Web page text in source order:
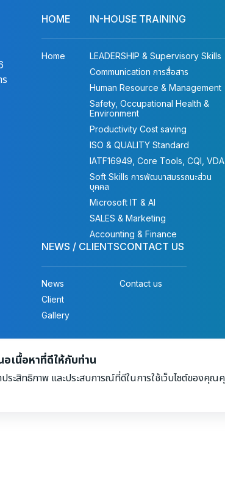
HOME
Home
IN-HOUSE TRAINING
LEADERSHIP & Supervisory Skills
Communication การสื่อสาร
Human Resource & Management
Safety, Occupational Health &
Environment
Productivity Cost saving
ISO & QUALITY Standard
IATF16949, Core Tools, CQI, VDA
Soft Skills การพัฒนาสมรรถนะส่วน
บุคคล
Microsoft IT & AI
SALES & Marketing
Accounting & Finance
NEWS / CLIENTS
News
Client
Gallery
CONTACT US
Contact us
reserved.
อเนื้อหาที่ดีให้กับท่าน
ะสิทธิภาพ และประสบการณ์ที่ดีในการใช้เว็บไซต์ของคุณ